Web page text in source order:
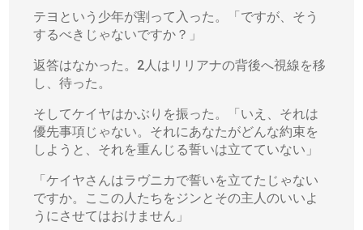
テヨという少年が割って入った。「ですが、そう
するべきじゃないですか？」
返答はなかった。2人はリリアナの背後へ視線を移
し、待った。
そしてケイヤはかぶりを振った。「いえ、それは
優先事項じゃない。それにあなたがどんな約束を
しようと、それを重んじる誓いは立てていない」
「ケイヤさんはラヴニカで誓いを立てたじゃない
ですか。ここの人たちをジンとその主人のいいよ
うにさせてはおけません」